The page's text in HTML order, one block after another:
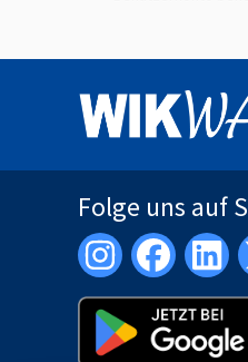
Folge uns auf